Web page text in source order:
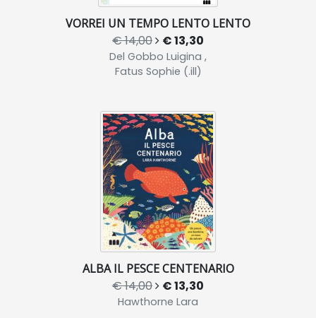
VORREI UN TEMPO LENTO LENTO
€ 14,00 € 13,30
Del Gobbo Luigina ,
Fatus Sophie (.ill)
ALBA IL PESCE CENTENARIO
€ 14,00 € 13,30
Hawthorne Lara